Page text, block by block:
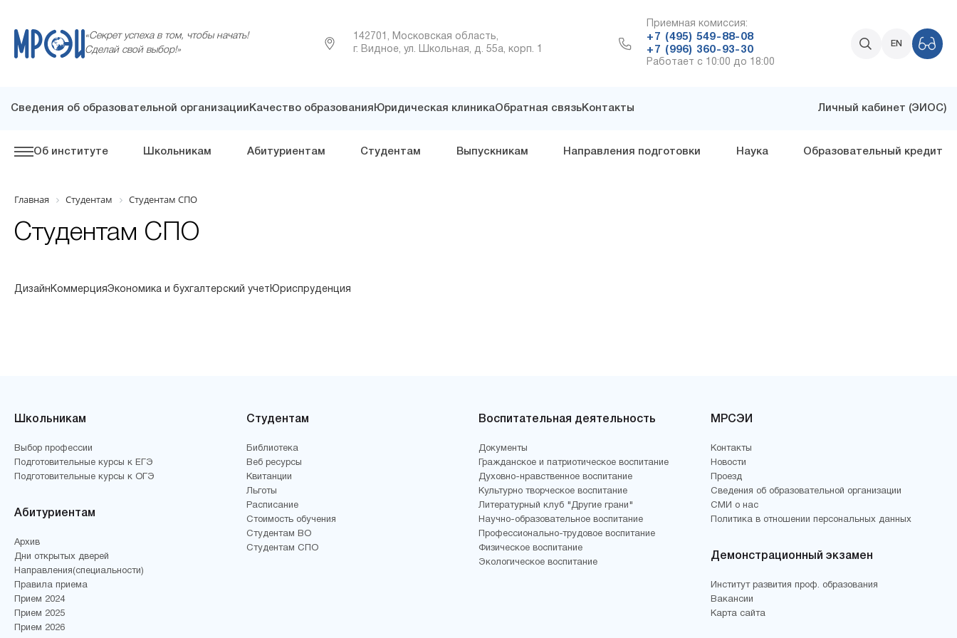
«Секрет успеха в том, чтобы начать!
Сделай свой выбор!»
142701, Московская область,
г. Видное, ул. Школьная, д. 55а, корп. 1
Приемная комиссия:
+7 (495) 549-88-08
+7 (996) 360-93-30
Работает с 10:00 до 18:00
EN
Сведения об образовательной организации Качество образования Юридическая клиникаОбратная связьКонтакты Личный кабинет (ЭИОС)
Об институте Школьникам Абитуриентам Студентам Выпускникам Направления подготовки Наука Образовательный кредит
Главная Студентам Студентам СПО
Студентам СПО
Дизайн КоммерцияЭкономика и бухгалтерский учет Юриспруденция
Школьникам
Выбор профессии
Подготовительные курсы к ЕГЭ
Подготовительные курсы к ОГЭ
Абитуриентам
Архив
Дни открытых дверей
Направления(специальности)
Правила приема
Прием 2024
Прием 2025
Прием 2026
Студентам
Библиотека
Веб ресурсы
Квитанции
Льготы
Расписание
Стоимость обучения
Студентам ВО
Студентам СПО
Воспитательная деятельность
Документы
Гражданское и патриотическое воспитание
Духовно-нравственное воспитание
Культурно творческое воспитание
Литературный клуб "Другие грани"
Научно-образовательное воспитание
Профессионально-трудовое воспитание
Физическое воспитание
Экологическое воспитание
МРСЭИ
Контакты
Новости
Проезд
Сведения об образовательной организации
СМИ о нас
Политика в отношении персональных данных
Демонстрационный экзамен
Институт развития проф. образования
Вакансии
Карта сайта